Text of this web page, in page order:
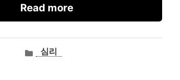
Read more
카심리